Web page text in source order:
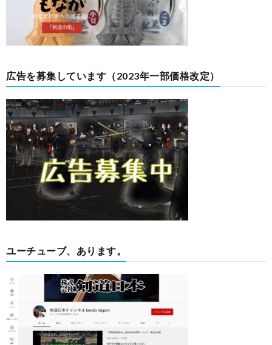
広告を募集しています（2023年一部価格改定）
ユーチューブ、あります。